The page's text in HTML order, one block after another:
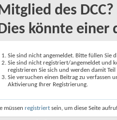
des DCC?
könnte einer
Sie sind nicht angemeldet. Bitte füllen Sie
Sie sind nicht registriert/angemeldet und
registrieren Sie sich und werden damit
Sie versuchen einen Beitrag zu verfassen
Aktivierung Ihrer Registrierung.
müssen registriert sein, um diese Seite